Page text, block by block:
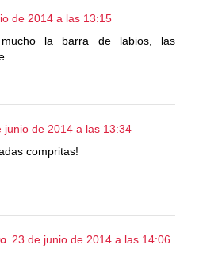
de 2014 a las 13:15
la barra de labios, las
junio de 2014 a las 13:34
compritas!
23 de junio de 2014 a las 14:06